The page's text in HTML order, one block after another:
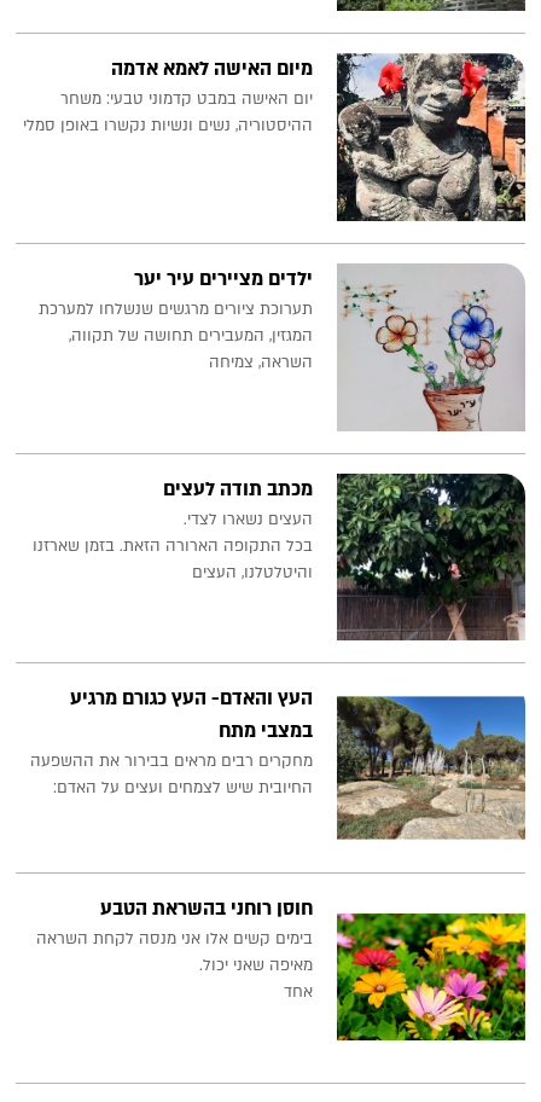
מיום האישה לאמא אדמה
יום האישה במבט קדמוני טבעי: משחר
ההיסטוריה, נשים ונשיות נקשרו באופן סמלי
ילדים מציירים עיר יער
תערוכת ציורים מרגשים שנשלחו למערכת
המגזין, המעבירים תחושה של תקווה,
השראה, צמיחה
מכתב תודה לעצים
העצים נשארו לצדי.
בכל התקופה הארורה הזאת. בזמן שארזנו
והיטלטלנו, העצים
העץ והאדם- העץ כגורם מרגיע
במצבי מתח
מחקרים רבים מראים בבירור את ההשפעה
החיובית שיש לצמחים ועצים על האדם:
חוסן רוחני בהשראת הטבע
בימים קשים אלו אני מנסה לקחת השראה
מאיפה שאני יכול.
אחד